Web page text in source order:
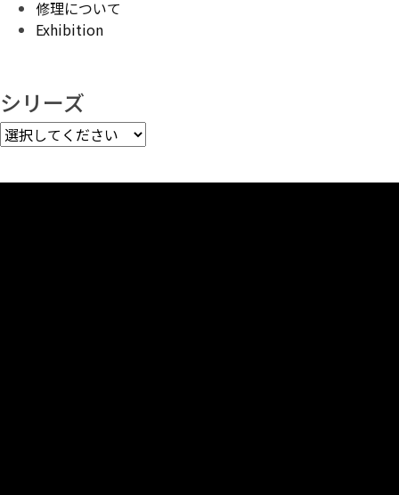
シ
修理について
Exhibition
シリーズ